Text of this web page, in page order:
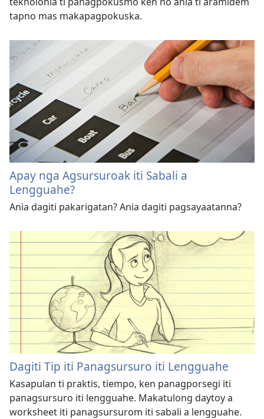
tapno mas makapagpokuska.
Apay nga Agsursuroak iti Sabali a
Lengguahe?
Ania dagiti pakarigatan? Ania dagiti pagsayaatanna?
Dagiti Tip iti Panagsursuro iti Lengguahe
Kasapulan ti praktis, tiempo, ken panagporsegi iti
panagsursuro iti lengguahe. Makatulong daytoy a
worksheet iti panagsursurom iti sabali a lengguahe.